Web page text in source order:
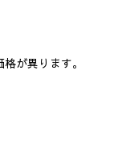
が異ります。